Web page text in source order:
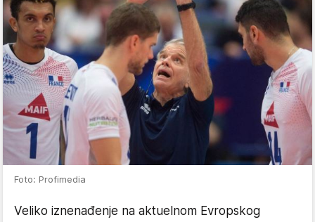
Foto: Profimedia
Veliko iznenađenje na aktuelnom Evropskog